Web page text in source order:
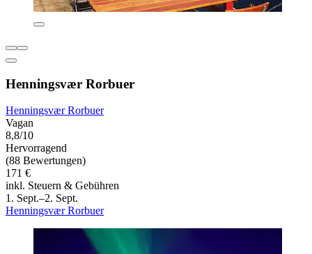
Henningsvær Rorbuer
Henningsvær Rorbuer
Vagan
8,8/10
Hervorragend
(88 Bewertungen)
171 €
inkl. Steuern & Gebühren
1. Sept.–2. Sept.
Henningsvær Rorbuer